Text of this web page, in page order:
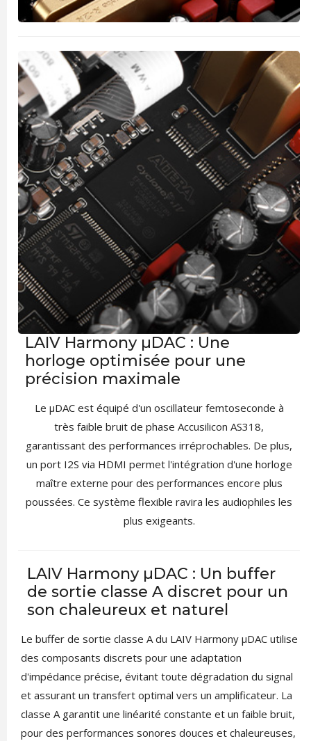
LAIV Harmony µDAC : Une
horloge optimisée pour une
précision maximale
Le µDAC est équipé d'un oscillateur femtoseconde à
très faible bruit de phase Accusilicon AS318,
garantissant des performances irréprochables. De plus,
un port I2S via HDMI permet l'intégration d'une horloge
maître externe pour des performances encore plus
poussées. Ce système flexible ravira les audiophiles les
plus exigeants.
LAIV Harmony µDAC : Un buffer
de sortie classe A discret pour un
son chaleureux et naturel
Le buffer de sortie classe A du LAIV Harmony µDAC utilise
des composants discrets pour une adaptation
d'impédance précise, évitant toute dégradation du signal
et assurant un transfert optimal vers un amplificateur. La
classe A garantit une linéarité constante et un faible bruit,
pour des performances sonores douces et chaleureuses,